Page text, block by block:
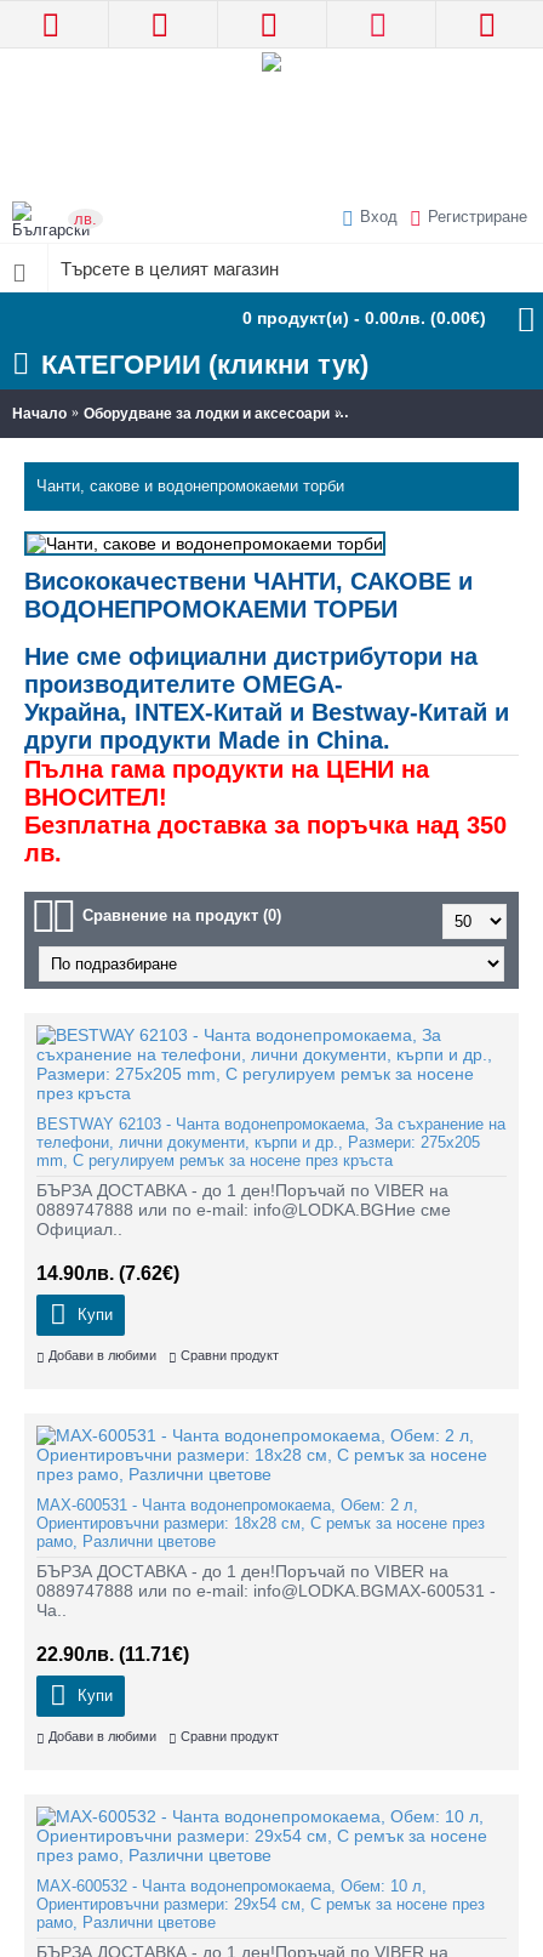
лв. Вход Регистриране
0 продукт(и) - 0.00лв. (0.00€)
КАТЕГОРИИ (кликни тук)
Начало Оборудване за лодки и аксесоари Чанти, сакове и
Чанти, сакове и водонепромокаеми торби
Висококачествени ЧАНТИ, САКОВЕ и
ВОДОНЕПРОМОКАЕМИ ТОРБИ
Ние сме официални дистрибутори на
производителите OMEGA-
Украйна, INTEX-Китай и Bestway-Китай и
други продукти Made in China.
Пълна гама продукти на ЦЕНИ на
ВНОСИТЕЛ!
Безплатна доставка за поръчка над 350
лв.
Сравнение на продукт (0)
BESTWAY 62103 - Чанта водонепромокаема, За съхранение на
телефони, лични документи, кърпи и др., Размери: 275x205
mm, С регулируем ремък за носене през кръста
БЪРЗА ДОСТАВКА - до 1 ден!Поръчай по VIBER на
0889747888 или по e-mail: info@LODKA.BGНие сме
Официал..
14.90лв. (7.62€)
Купи
Добави в любими Сравни продукт
MAX-600531 - Чанта водонепромокаема, Обем: 2 л,
Ориентировъчни размери: 18х28 см, С ремък за носене през
рамо, Различни цветове
БЪРЗА ДОСТАВКА - до 1 ден!Поръчай по VIBER на
0889747888 или по e-mail: info@LODKA.BGMAX-600531 -
Ча..
22.90лв. (11.71€)
Купи
Добави в любими Сравни продукт
MAX-600532 - Чанта водонепромокаема, Обем: 10 л,
Ориентировъчни размери: 29х54 см, С ремък за носене през
рамо, Различни цветове
БЪРЗА ДОСТАВКА - до 1 ден!Поръчай по VIBER на